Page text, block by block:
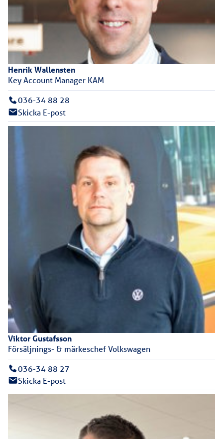
HenrikWallensten
Key Account Manager KAM
036-34 88 28
Skicka E-post
ViktorGustafsson
Försäljnings- & märkeschef Volkswagen
036-34 88 27
Skicka E-post